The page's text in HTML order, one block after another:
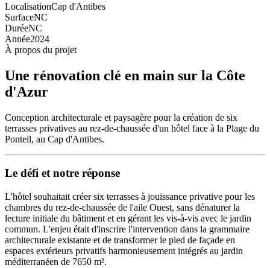
LocalisationCap d'Antibes
SurfaceNC
DuréeNC
Année2024
À propos du projet
Une rénovation clé en main sur la Côte
d'Azur
Conception architecturale et paysagère pour la création de six
terrasses privatives au rez-de-chaussée d'un hôtel face à la Plage du
Ponteil, au Cap d'Antibes.
Le défi et notre réponse
L'hôtel souhaitait créer six terrasses à jouissance privative pour les
chambres du rez-de-chaussée de l'aile Ouest, sans dénaturer la
lecture initiale du bâtiment et en gérant les vis-à-vis avec le jardin
commun. L'enjeu était d'inscrire l'intervention dans la grammaire
architecturale existante et de transformer le pied de façade en
espaces extérieurs privatifs harmonieusement intégrés au jardin
méditerranéen de 7650 m².